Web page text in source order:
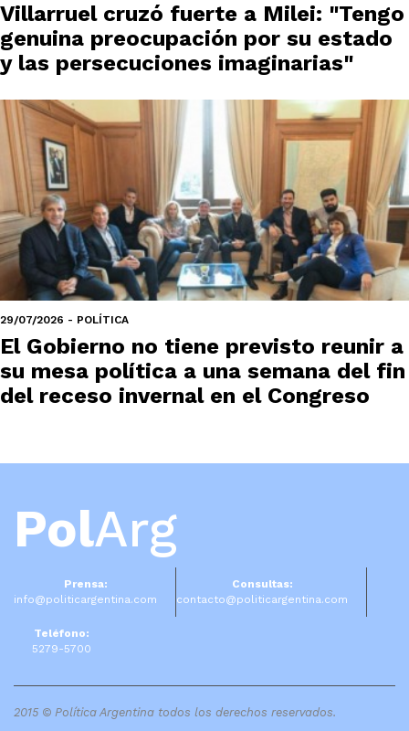
Villarruel cruzó fuerte a Milei: "Tengo
genuina preocupación por su estado
y las persecuciones imaginarias"
29/07/2026 - POLÍTICA
El Gobierno no tiene previsto reunir a
su mesa política a una semana del fin
del receso invernal en el Congreso
PolArg
Prensa:
info@politicargentina.com
Consultas:
contacto@politicargentina.com
Teléfono:
5279-5700
2015 © Política Argentina todos los derechos reservados.